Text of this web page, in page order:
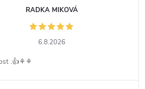
RADKA MIKOVÁ
6.8.2026
.👍⚘️⚘️